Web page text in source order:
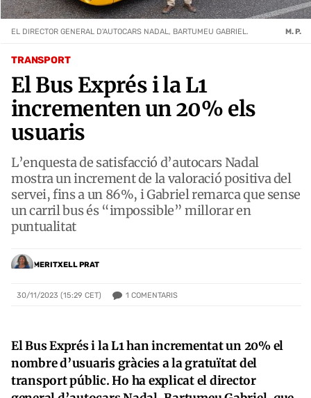
TRANSPORT
El Bus Exprés i la L1
incrementen un 20% els
usuaris
L’enquesta de satisfacció d’autocars Nadal
mostra un increment de la valoració positiva del
servei, fins a un 86%, i Gabriel remarca que sense
un carril bus és “impossible” millorar en
puntualitat
MERITXELL PRAT
30/11/2023 (15:29 CET) 1 COMENTARIS
EL DIRECTOR GENERAL D'AUTOCARS NADAL, BARTUMEU GABRIEL. M. P.
El Bus Exprés i la L1 han incrementat un 20% el
nombre d’usuaris gràcies a la gratuïtat del
transport públic. Ho ha explicat el director